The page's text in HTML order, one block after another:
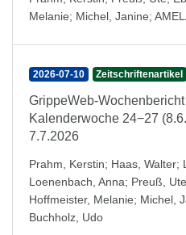
Melanie; Michel, Janine;
2026-07-10 Zeitschriftenartikel
GrippeWeb-
Kalenderwoche 24−27
7.7.2026
Prahm, Kerstin; Haas, Walter;
Loenenbach, Anna; Preuß, Ute
Hoffmeister, Melanie; Michel,
Buchholz, Udo